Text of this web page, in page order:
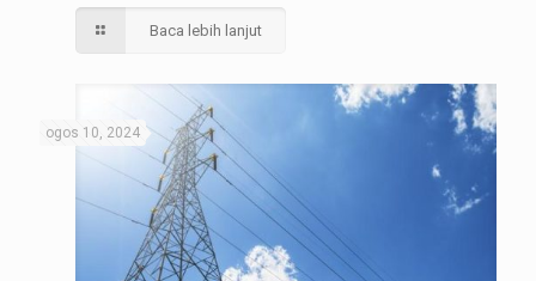
Baca lebih lanjut
ogos 10, 2024